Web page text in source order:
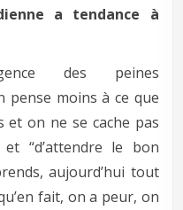
a tendance à
des peines
pense moins à ce que
on ne se cache pas
“d’attendre le bon
aujourd’hui tout
fait, on a peur, on